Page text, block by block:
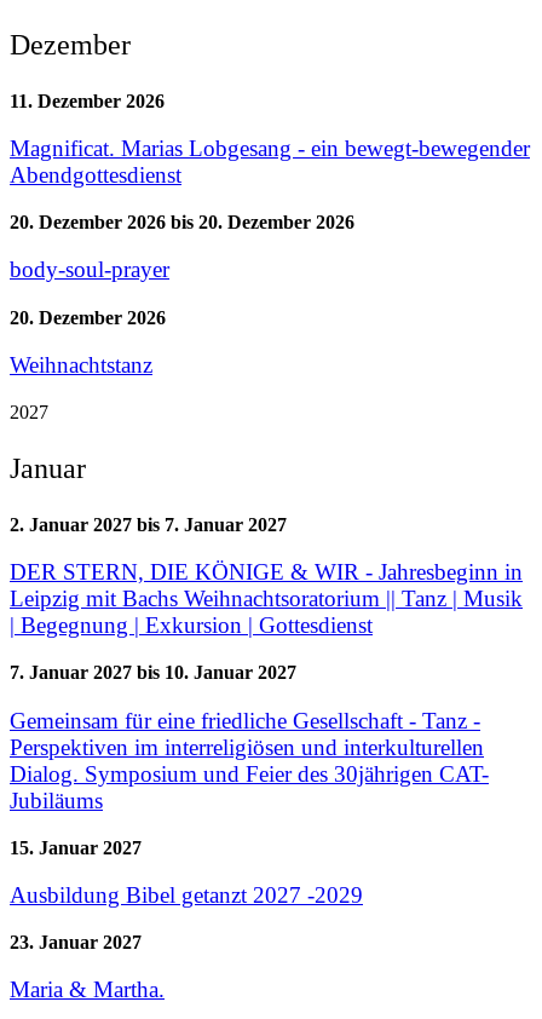
Dezember
11. Dezember 2026
Magnificat. Marias Lobgesang - ein bewegt-bewegender
Abendgottesdienst
20. Dezember 2026 bis 20. Dezember 2026
body-soul-prayer
20. Dezember 2026
Weihnachtstanz
2027
Januar
2. Januar 2027 bis 7. Januar 2027
DER STERN, DIE KÖNIGE & WIR - Jahresbeginn in
Leipzig mit Bachs Weihnachtsoratorium || Tanz | Musik
| Begegnung | Exkursion | Gottesdienst
7. Januar 2027 bis 10. Januar 2027
Gemeinsam für eine friedliche Gesellschaft - Tanz -
Perspektiven im interreligiösen und interkulturellen
Dialog. Symposium und Feier des 30jährigen CAT-
Jubiläums
15. Januar 2027
Ausbildung Bibel getanzt 2027 -2029
23. Januar 2027
Maria & Martha.